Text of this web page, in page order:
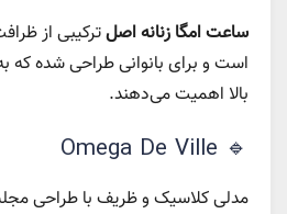
ساعت امگا زنانه اصلترکیبی از
است و برای بانوانی طراحی شده که
بالا اهمیت می‌دهند.
🔹 Omega De Ville
مدلی کلاسیک و ظریف با طراحی